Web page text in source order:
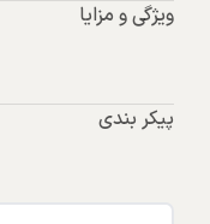
ویژگی و مزایا
پیکر بندی